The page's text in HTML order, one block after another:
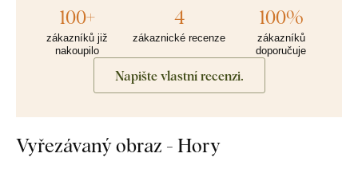
100+
zákazníků již
nakoupilo
4
zákaznické recenze
100%
zákazníků
doporučuje
Napište vlastní recenzi.
Vyřezávaný obraz - Hory